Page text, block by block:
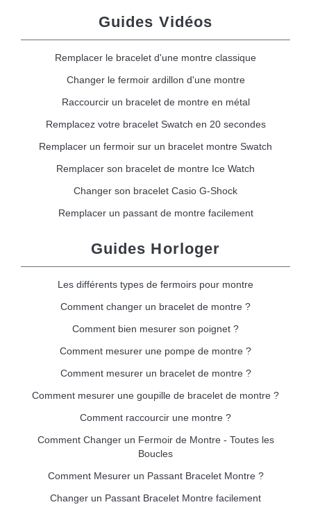
Guides Vidéos
Remplacer le bracelet d'une montre classique
Changer le fermoir ardillon d'une montre
Raccourcir un bracelet de montre en métal
Remplacez votre bracelet Swatch en 20 secondes
Remplacer un fermoir sur un bracelet montre Swatch
Remplacer son bracelet de montre Ice Watch
Changer son bracelet Casio G-Shock
Remplacer un passant de montre facilement
Guides Horloger
Les différents types de fermoirs pour montre
Comment changer un bracelet de montre ?
Comment bien mesurer son poignet ?
Comment mesurer une pompe de montre ?
Comment mesurer un bracelet de montre ?
Comment mesurer une goupille de bracelet de montre ?
Comment raccourcir une montre ?
Comment Changer un Fermoir de Montre - Toutes les
Boucles
Comment Mesurer un Passant Bracelet Montre ?
Changer un Passant Bracelet Montre facilement